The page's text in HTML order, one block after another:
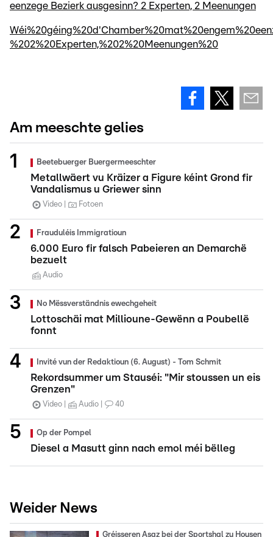
eenzege Bezierk ausgesinn? 2 Experten, 2 Meenungen
%202%20Experten,%202%20Meenungen%20
Am meeschte gelies
Beetebuerger Buergermeeschter
Metallwäert vu Kräizer a Figure kéint Grond fir
Vandalismus u Griewer sinn
Video Fotoen
Frauduléis Immigratioun
6.000 Euro fir falsch Pabeieren an Demarchë
bezuelt
Audio
No Mëssverständnis ewechgeheit
Lottoschäi mat Millioune-Gewënn a Poubellë
fonnt
Invité vun der Redaktioun (6. August) - Tom Schmit
Rekordsummer um Stauséi: "Mir stoussen un eis
Grenzen"
Video Audio 40
Op der Pompel
Diesel a Masutt ginn nach emol méi bëlleg
Weider News
Gréisseren Asaz bei der Sportshal zu Housen